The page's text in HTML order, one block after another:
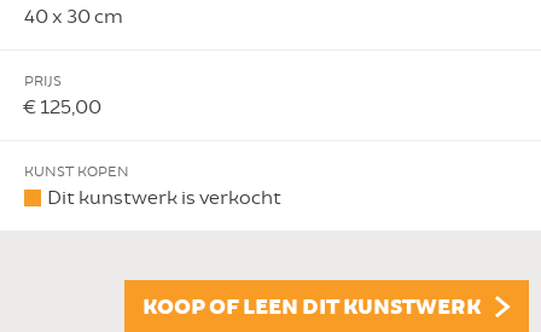
40 x 30 cm
PRIJS
€ 125,00
KUNST KOPEN
Dit kunstwerk is verkocht
KOOP OF LEEN DIT KUNSTWERK